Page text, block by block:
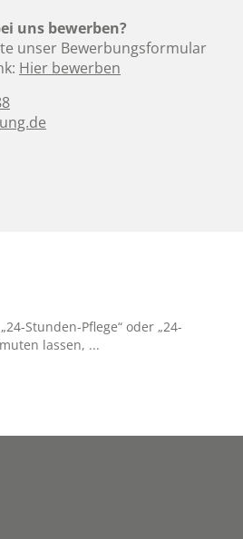
uns bewerben?
unser Bewerbungsformular
Hier bewerben
Stunden-Pflege“ oder „24-
lassen, ...